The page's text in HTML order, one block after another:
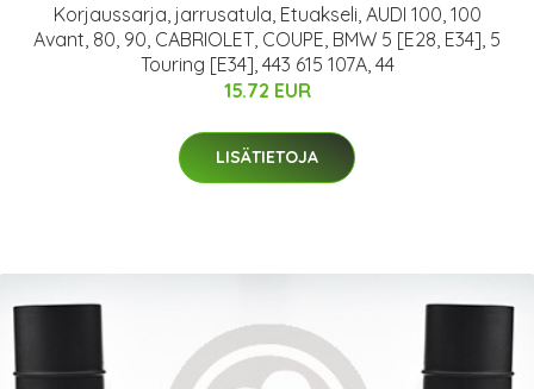
Korjaussarja, jarrusatula, Etuakseli, AUDI 100, 100
Avant, 80, 90, CABRIOLET, COUPE, BMW 5 [E28, E34], 5
Touring [E34], 443 615 107A, 44
15.72 EUR
LISÄTIETOJA